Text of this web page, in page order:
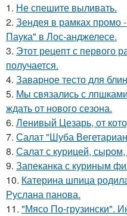
1. Не спешите выливать.
2. Зендея в рамках промо
Паука" в Лос-анджелесе.
3. Этот рецепт с первого
получается.
4. Заварное тесто для
5. Мы связались с
ждать от нового сезона.
6. Ленивый Цезарь, от
7. Салат "Шуба
8. Салат с курицей,
9. Запеканка с куриным
10. Катерина шпица
Руслана панова.
11. "Мясо По-грузински".